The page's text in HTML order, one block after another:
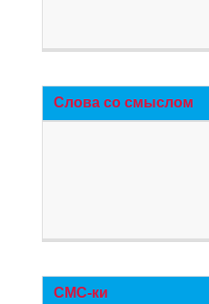
Слова со смыслом
СМС-ки